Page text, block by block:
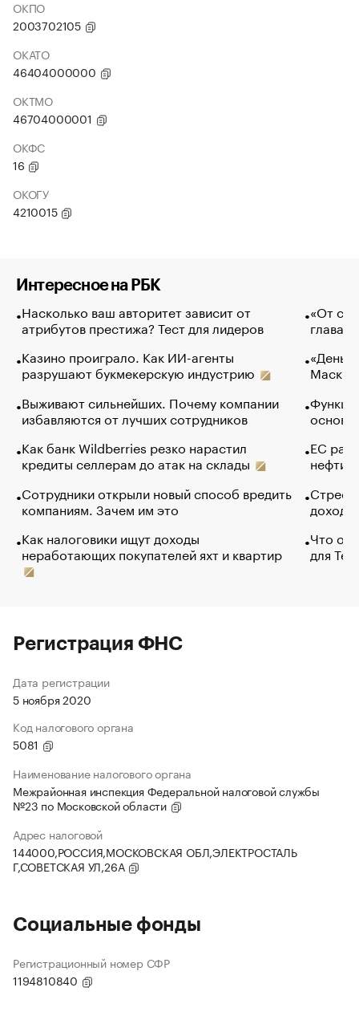
ОКПО
2003702105
ОКАТО
46404000000
ОКТМО
46704000001
ОКФС
16
ОКОГУ
4210015
Интересное на РБК
Насколько ваш авторитет зависит от
атрибутов престижа? Тест для лидеров
Казино проиграло. Как ИИ-агенты
разрушают букмекерскую индустрию
Выживают сильнейших. Почему компании
избавляются от лучших сотрудников
Как банк Wildberries резко нарастил
кредиты селлерам до атак на склады
Сотрудники открыли новый способ вредить
компаниям. Зачем им это
Как налоговики ищут доходы
неработающих покупателей яхт и квартир
«От
глава
Маск в
основ
ЕС
нефти
Что
для
Регистрация ФНС
Дата регистрации
5 ноября 2020
Код налогового органа
5081
Наименование налогового органа
Межрайонная инспекция Федеральной налоговой службы
№23 по Московской области
Адрес налоговой
144000,РОССИЯ,МОСКОВСКАЯ ОБЛ,ЭЛЕКТРОСТАЛЬ
Г,СОВЕТСКАЯ УЛ,26А
Социальные фонды
Регистрационный номер СФР
1194810840